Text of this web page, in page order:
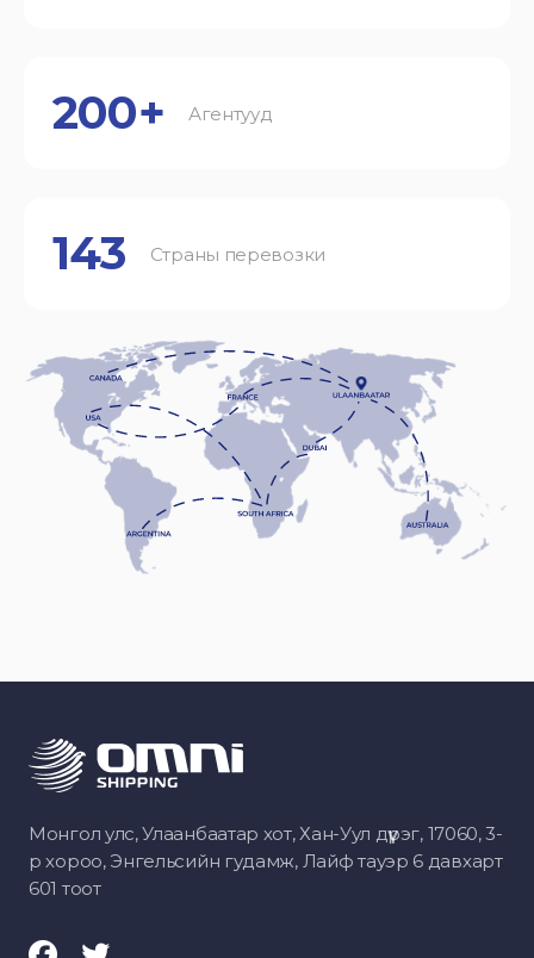
200+ Агентууд
143 Страны перевозки
Монгол улс, Улаанбаатар хот, Хан-Уул дүүрэг, 17060, 3-
р хороо, Энгельсийн гудамж, Лайф тауэр 6 давхарт
601 тоот